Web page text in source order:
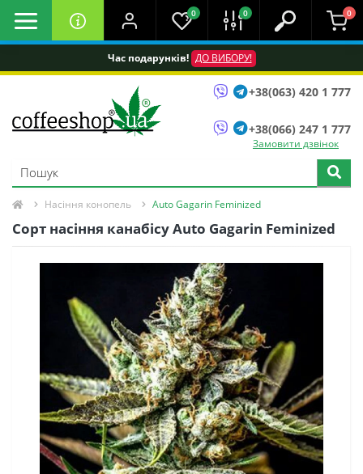
Час подарунків! ДО ВИБОРУ!
0 0 0
+38(063) 420 1 777
+38(066) 247 1 777
Замовити дзвінок
Насіння конопель Auto Gagarin Feminized
Сорт насіння канабісу Auto Gagarin Feminized